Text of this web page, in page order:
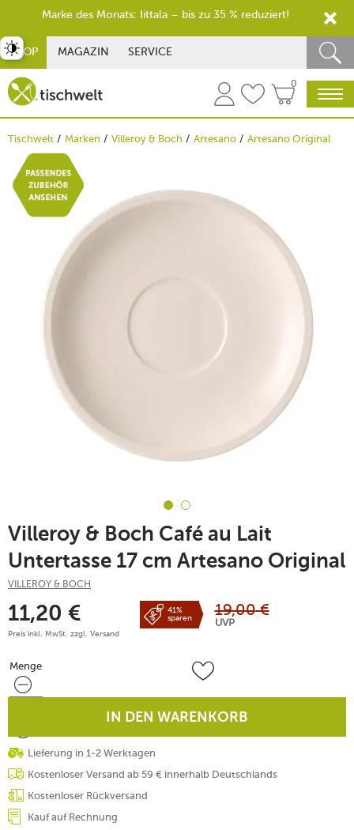
SHOP MAGAZIN SERVICE
0
Tischwelt Marken Villeroy & Boch Artesano Artesano Original
Villeroy & Boch Café au Lait
Untertasse 17 cm Artesano Original
VILLEROY & BOCH
11,20 €
Preis inkl. MwSt. zzgl. Versand
41%
sparen
19,00 €
UVP
Menge
Menge
IN DEN WARENKORB
Lieferung in 1-2 Werktagen
Kostenloser Versand ab 59 € innerhalb Deutschlands
Kostenloser Rückversand
Kauf auf Rechnung
umschalten
Marke des Monats: Iittala – bis zu 35 % reduziert!